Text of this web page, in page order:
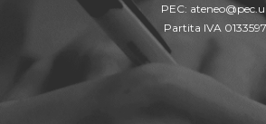
PEC:
Partita IVA